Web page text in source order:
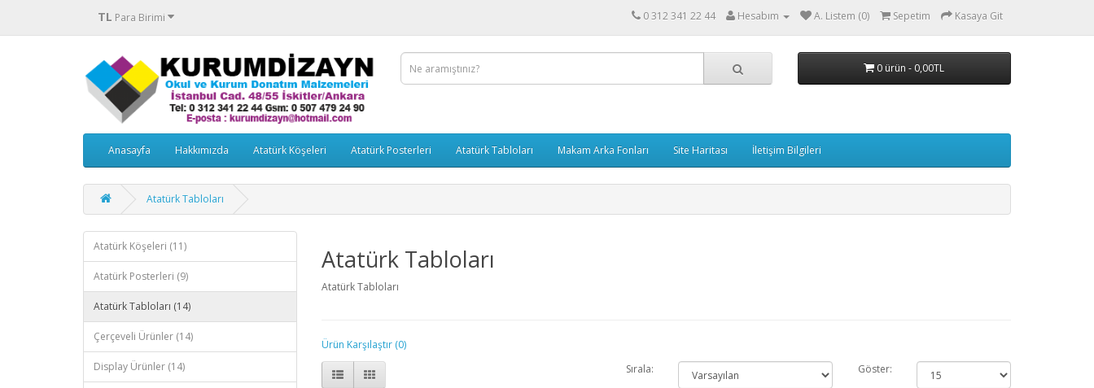
TL Para Birimi 0 312 341 22 44 Hesabım A. Listem (0) Sepetim Kasaya Git
0 ürün - 0,00TL
Anasayfa Hakkımızda Atatürk Köşeleri Atatürk Posterleri Atatürk Tabloları Makam Arka Fonları Site Haritası İletişim Bilgileri
Atatürk Tabloları
Atatürk Köşeleri (11)
Atatürk Posterleri (9)
Atatürk Tabloları (14)
Çerçeveli Ürünler (14)
Display Ürünler (14)
Atatürk Tabloları
Atatürk Tabloları
Ürün Karşılaştır (0)
Sırala:
Göster: